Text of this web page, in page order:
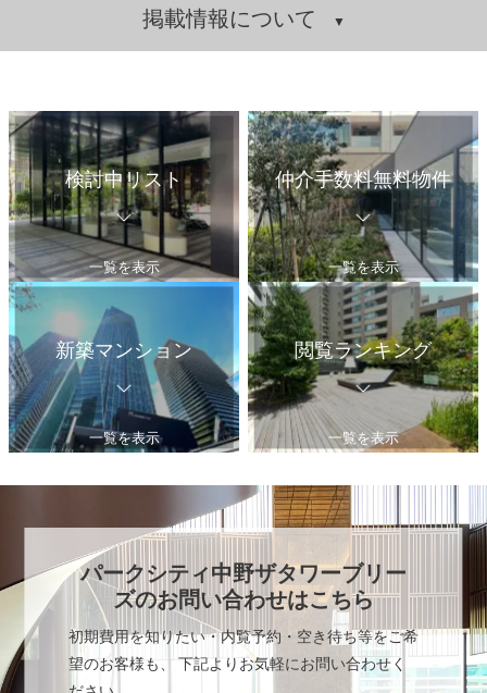
掲載情報について
検討中リスト
一覧を表示
仲介手数料無料物件
一覧を表示
新築マンション
一覧を表示
閲覧ランキング
一覧を表示
パークシティ中野ザタワーブリー
ズのお問い合わせはこちら
初期費用を知りたい・内覧予約・空き待ち等をご希
望のお客様も、 下記よりお気軽にお問い合わせく